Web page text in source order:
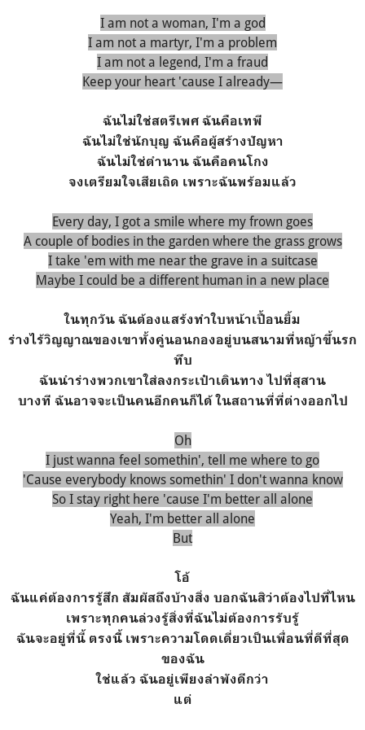
I am not a woman, I'm a god
I am not a martyr, I'm a problem
I am not a legend, I'm a fraud
Keep your heart 'cause I already—
ฉันไม่ใช่สตรีเพศ ฉันคือเทพี
ฉันไม่ใช่นักบุญ ฉันคือผู้สร้างปัญหา
ฉันไม่ใช่ตำนาน ฉันคือคนโกง
จงเตรียมใจเสียเถิด เพราะฉันพร้อมแล้ว
Every day, I got a smile where my frown goes
A couple of bodies in the garden where the grass grows
I take 'em with me near the grave in a suitcase
Maybe I could be a different human in a new place
ในทุกวัน ฉันต้องแสร้งทำใบหน้าเปื้อนยิ้ม
ร่างไร้วิญญาณของเขาทั้งคู่นอนกองอยู่บนสนามที่หญ้าขึ้นรก
ทึบ
ฉันนำร่างพวกเขาใส่ลงกระเป๋าเดินทาง ไปที่สุสาน
บางที ฉันอาจจะเป็นคนอีกคนก็ได้ ในสถานที่ที่ต่างออกไป
Oh
I just wanna feel somethin', tell me where to go
'Cause everybody knows somethin' I don't wanna know
So I stay right here 'causе I'm better all alone
Yеah, I'm better all alone
But
โอ้
ฉันแค่ต้องการรู้สึก สัมผัสถึงบ้างสิ่ง บอกฉันสิว่าต้องไปที่ไหน
เพราะทุกคนล่วงรู้สิ่งที่ฉันไม่ต้องการรับรู้
ฉันจะอยู่ที่นี้ ตรงนี้ิ เพราะความโดดเดี่ยวเป็นเพื่อนที่ดีที่สุด
ของฉัน
ใช่แล้ว ฉันอยู่เพียงลำพังดีกว่า
แต่